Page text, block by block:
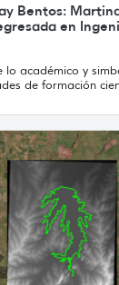
Bentos:
en
lo académico y
de formación